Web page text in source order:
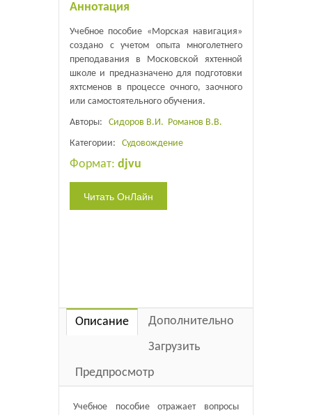
Аннотация
Учебное пособие «Морская навигация»
создано с учетом опыта многолетнего
преподавания в Московской яхтенной
школе и предназначено для подготовки
яхтсменов в процессе очного, заочного
или самостоятельного обучения.
Авторы: Сидоров В.И. Романов В.В.
Категории: Судовождение
Формат: djvu
Описание
Дополнительно
Загрузить
Предпросмотр
Учебное пособие отражает вопросы